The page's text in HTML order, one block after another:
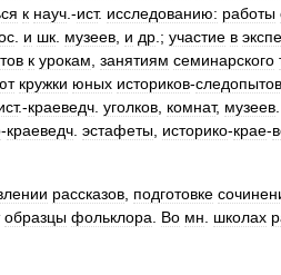
к науч .-ист. исследованию: работы
и шк музеев и др .; участие в
к урокам занятиям семинарского
кружки юных историков-следопытов
.-краеведч уголков комнат, музеев
-краеведч эстафеты историко-крае-
рассказов подготовке
образцы фольклора Во мн школах